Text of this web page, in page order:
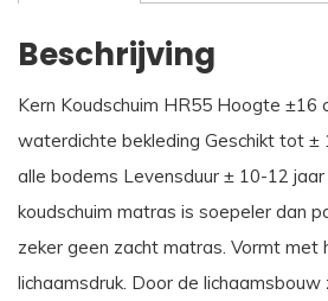
Beschrijving
Kern Koudschuim HR55 Hoogte ±16
waterdichte bekleding Geschikt tot ±
alle bodems Levensduur ± 10-12
koudschuim matras is soepeler dan
zeker geen zacht matras. Vormt met
lichaamsdruk. Door de